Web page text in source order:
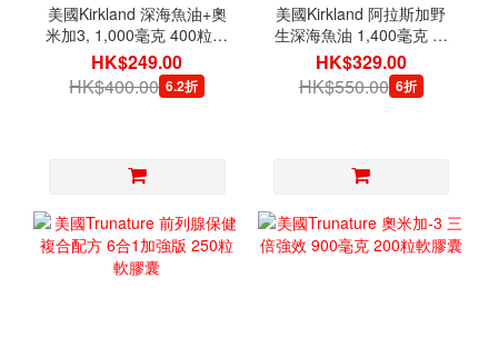
美國Kirkland 深海魚油+奧
米加3, 1,000毫克 400粒軟
膠囊
HK$249.00
HK$400.00 6.2折
美國Kirkland 阿拉斯加野
生深海魚油 1,400毫克 含
奧米加3-5-6-7-9-11, 230
粒軟膠囊
HK$329.00
HK$550.00 6折